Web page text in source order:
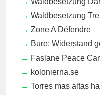
Waldbesetzung
Zone A Défendre
Bure: Widerstand
Faslane Peace
kolonierna.se
Torres mas altas